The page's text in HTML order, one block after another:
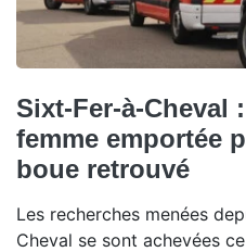
Sixt-Fer-à-Cheval
femme emportée
boue retrouvé
Les recherches menées
Cheval se sont achevées